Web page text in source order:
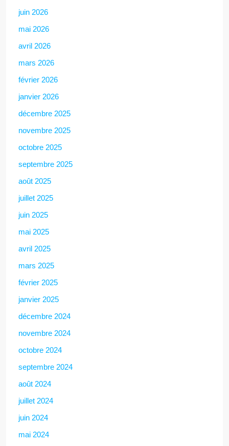
juin 2026
mai 2026
avril 2026
mars 2026
février 2026
janvier 2026
décembre 2025
novembre 2025
octobre 2025
septembre 2025
août 2025
juillet 2025
juin 2025
mai 2025
avril 2025
mars 2025
février 2025
janvier 2025
décembre 2024
novembre 2024
octobre 2024
septembre 2024
août 2024
juillet 2024
juin 2024
mai 2024